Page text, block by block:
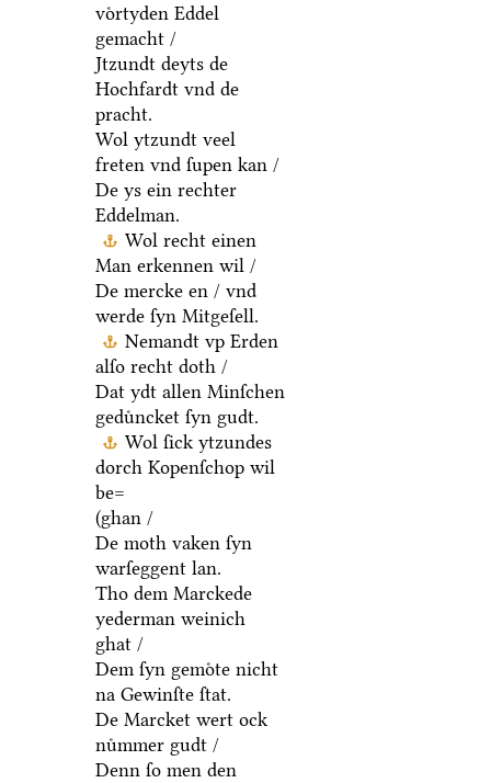
voͤrtyden Eddel
gemacht /
Jtzundt deyts de
Hochfardt vnd de
pracht.
Wol ytzundt veel
freten vnd ſupen kan /
De ys ein rechter
Eddelman.
Wol recht einen
Man erkennen wil /
De mercke en / vnd
werde ſyn Mitgeſell.
Nemandt vp Erden
alſo recht doth /
Dat ydt allen Minſchen
geduͤncket ſyn gudt.
Wol ſick ytzundes
dorch Kopenſchop wil
be=
(ghan /
De moth vaken ſyn
warſeggent lan.
Tho dem Marckede
yederman weinich
ghat /
Dem ſyn gemoͤte nicht
na Gewinſte ſtat.
De Marcket wert ock
nuͤmmer gudt /
Denn ſo men den